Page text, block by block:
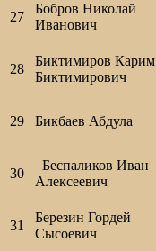
27
Бобров Николай
Иванович
28
Биктимиров Карим
Биктимирович
29 Бикбаев Абдула
30
Беспаликов Иван
Алексеевич
31
Березин Гордей
Сысоевич